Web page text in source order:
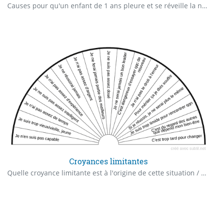
Causes pour qu'un enfant de 1 ans pleure et se réveille la nuit Voici quelques-unes des causes les plus courantes : Faim : Un bébé d'un an peut se réveiller la nuit s'il a faim. Leur estomac est encore petit, donc ils ont besoin de se nourrir fréquemment. Couches sales : Une couche humide ou sale peut rendre l'enfant inconfortable et le réveiller. Douleur ou maladie : L'enfant peut être mal à l'aise ou souffre de douleurs liées à des problèmes de santé tels que des maux d'oreille, des dents qui poussent, des coliques, etc. Dentition : La poussée des dents peut être douloureuse et provoquer des pleurs et des réveils nocturnes. Besoin de réconfort : Les enfants d'un an peuvent se réveiller à la recherche de réconfort et de proximité avec leurs parents. Environnement de sommeil inconfortable : Une chambre trop chaude ou trop froide, des lumières trop vives ou trop faibles, ou un lit peu confortable peut perturber le sommeil de l'enfant. Peur du noir : Certains enfants peuvent être effrayés par l'obscurité et avoir besoin de la présence rassurante d'un parent. Changements de routine : Les perturbations dans la routine quotidienne ou des événements stressants peuvent perturber le sommeil de l'enfant. Excès de stimuli : Des stimuli tels que des bruits forts ou des activités énergétiques avant le coucher peuvent rendre difficile l'endormissement. Besoin de sommeil inadapté : Un enfant d'un an a encore besoin d'une quantité considérable de sommeil, et des siestes manquées ou un horaire de sommeil inadapté peut entraîner des réveils nocturnes. Il est important de noter que chaque enfant est différent, et les raisons pour lesquelles un enfant pleure et se réveille la nuit peuvent varier d'un enfant à l'autre. Si les réveils nocturnes sont fréquents et persistants, il est recommandé de consulter un professionnel de la santé pour écarter tout problème médical sous-jacent et obtenir des conseils sur les stratégies pour améliorer le sommeil de l'enfant.
Croyances limitantes
Quelle croyance limitante est à l'origine de cette situation / de ce blocage ?